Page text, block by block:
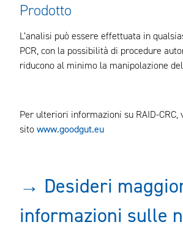
Prodotto
L’analisi può essere effettuata in
PCR, con la possibilità di procedure
riducono al minimo la manipolazione
Per ulteriori informazioni su RAID-
sitowww.goodgut.eu
→ Desideri
informazioni sulle